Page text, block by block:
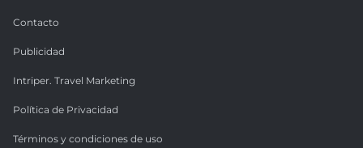
Contacto
Publicidad
Intriper. Travel Marketing
Política de Privacidad
Términos y condiciones de uso